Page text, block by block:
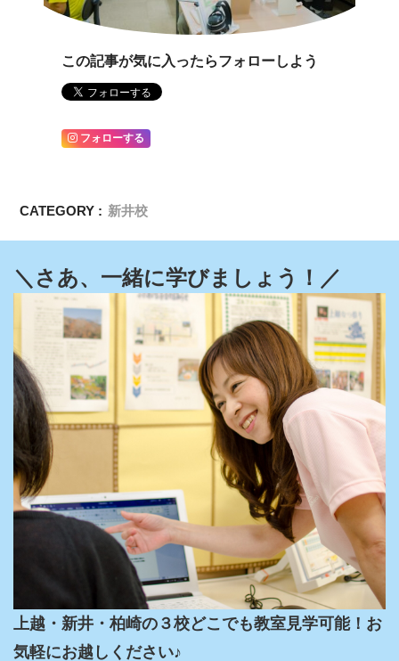
この記事が気に入ったらフォローしよう
フォローする
CATEGORY : 新井校
＼さあ、一緒に学びましょう！／
上越・新井・柏崎の３校どこでも教室見学可能！お
気軽にお越しください♪